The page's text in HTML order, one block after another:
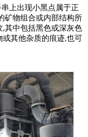
上出现小黑点属于正
矿物组合或内部结构所
其中包括黑色或深灰色
其他杂质的痕迹,也可